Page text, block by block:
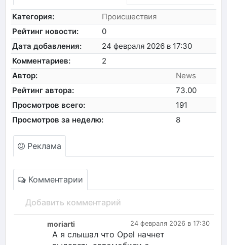
Категория:
Происшествия
Рейтинг новости:
0
Дата добавления:
24 февраля 2026 в 17:30
Комментариев:
2
Автор:
News
Рейтинг автора:
73.00
Просмотров всего:
191
Просмотров за неделю:
8
Реклама
Комментарии
Добавить комментарий
24 февраля 2026 в 17:30
moriarti
А я слышал что Opel начнет